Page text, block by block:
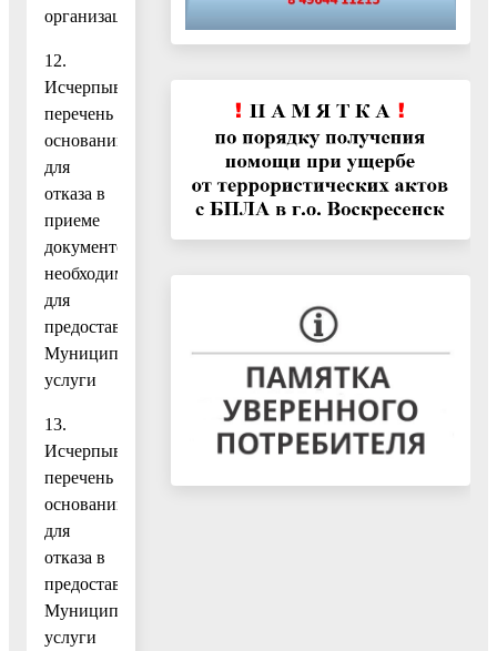
организаций
12.
Исчерпывающий
перечень
оснований
для
отказа в
приеме
документов,
необходимых
для
предоставления
Муниципальной
услуги
13.
Исчерпывающий
перечень
оснований
для
отказа в
предоставлении
Муниципальной
услуги